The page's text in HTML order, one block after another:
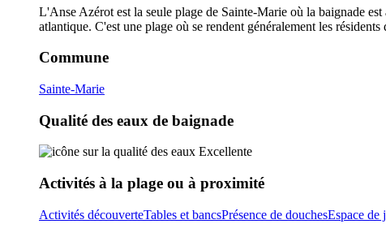
L'Anse Azérot est la seule plage de Sainte-Marie où la baignade
atlantique. C'est une plage où se rendent généralement les
Commune
Sainte-Marie
Qualité des eaux de baignade
Excellente
Activités à la plage ou à proximité
Activités découverteTables et bancsPrésence de douchesEspace de